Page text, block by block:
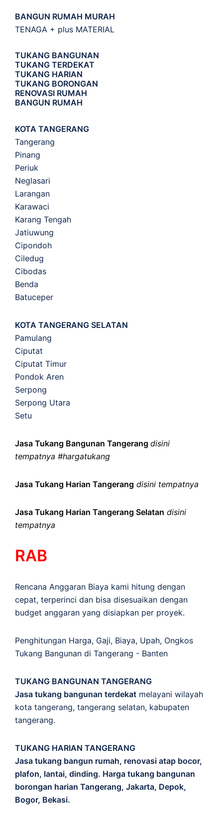
BANGUN RUMAH MURAH
TENAGA + plus MATERIAL
TUKANG BANGUNAN
TUKANG TERDEKAT
TUKANG HARIAN
TUKANG BORONGAN
RENOVASI RUMAH
BANGUN RUMAH
KOTA TANGERANG
Tangerang
Pinang
Periuk
Neglasari
Larangan
Karawaci
Karang Tengah
Jatiuwung
Cipondoh
Ciledug
Cibodas
Benda
Batuceper
KOTA TANGERANG SELATAN
Pamulang
Ciputat
Ciputat Timur
Pondok Aren
Serpong
Serpong Utara
Setu
Jasa Tukang Bangunan Tangerang disini
tempatnya #hargatukang
Jasa Tukang Harian Tangerang disini tempatnya
Jasa Tukang Harian Tangerang Selatan disini
tempatnya
RAB
Rencana Anggaran Biaya kami hitung dengan
cepat, terperinci dan bisa disesuaikan dengan
budget anggaran yang disiapkan per proyek.
Penghitungan Harga, Gaji, Biaya, Upah, Ongkos
Tukang Bangunan di Tangerang - Banten
TUKANG BANGUNAN TANGERANG
Jasa tukang bangunan terdekat melayani wilayah
kota tangerang, tangerang selatan, kabupaten
tangerang.
TUKANG HARIAN TANGERANG
Jasa tukang bangun rumah, renovasi atap bocor,
plafon, lantai, dinding. Harga tukang bangunan
borongan harian Tangerang, Jakarta, Depok,
Bogor, Bekasi.